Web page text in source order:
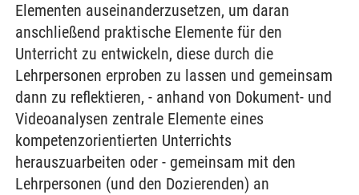
Elementen auseinanderzusetzen, um daran
anschließend praktische Elemente für den
Unterricht zu entwickeln, diese durch die
Lehrpersonen erproben zu lassen und gemeinsam
dann zu reflektieren, - anhand von Dokument- und
Videoanalysen zentrale Elemente eines
kompetenzorientierten Unterrichts
herauszuarbeiten oder - gemeinsam mit den
Lehrpersonen (und den Dozierenden) an